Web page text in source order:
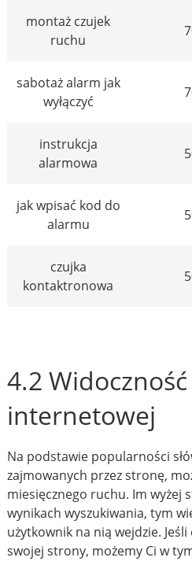
montaż czujek
ruchu
sabotaż alarm jak
wyłączyć
instrukcja
alarmowa
jak wpisać kod do
alarmu
czujka
kontaktronowa
4.2
internetowej
Na podstawie popularności
zajmowanych przez stronę,
miesięcznego ruchu. Im wyżej
wynikach wyszukiwania, tym
użytkownik na nią wejdzie.
swojej strony, możemy Ci w